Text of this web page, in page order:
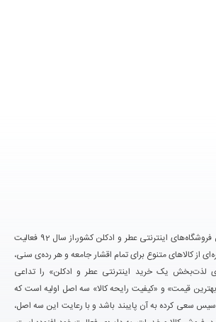
تکین مد یکی از بزرگ‌ترین فروشگاه‌های اینترنتی عطر و ادکلن کشور،از سال 92 فعالیت
از کالاهای متنوع برای تمام اقشار جامعه و هر رده‌ی سنی،
لذت‌بخش یک خرید اینترنتی عطر و ادکلن» را تداعی
قیمت» و «کیفیت رایحه کالا» سه اصل اولیه است که
سعی کرده به آن پایبند باشد و با رعایت این سه اصل،